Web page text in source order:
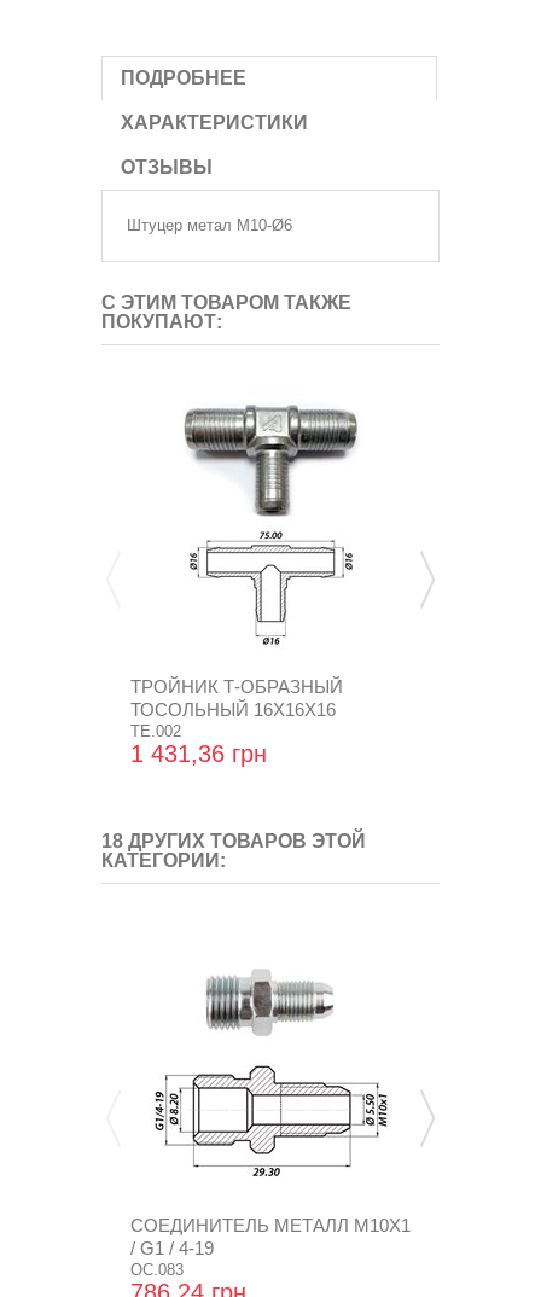
ПОДРОБНЕЕ
ХАРАКТЕРИСТИКИ
ОТЗЫВЫ
Штуцер метал M10-Ø6
С ЭТИМ ТОВАРОМ ТАКЖЕ
ПОКУПАЮТ:
ТРОЙНИК Т-ОБРАЗНЫЙ
ТОСОЛЬНЫЙ 16Х16Х16
АЛЮМИНИЕВЫЙ
TE.002
1 431,36 грн
18 ДРУГИХ ТОВАРОВ ЭТОЙ
КАТЕГОРИИ:
СОЕДИНИТЕЛЬ МЕТАЛЛ М10Х1
/ G1 / 4-19
OC.083